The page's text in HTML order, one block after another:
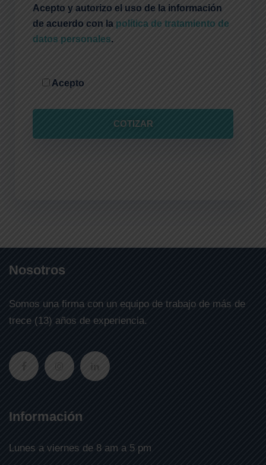
Acepto y autorizo el uso de la información
de acuerdo con la política de tratamiento de
datos personales.
Acepto
Nosotros
Somos una firma con un equipo de trabajo de más de
trece (13) años de experiencia.
Información
Lunes a viernes de 8 am a 5 pm